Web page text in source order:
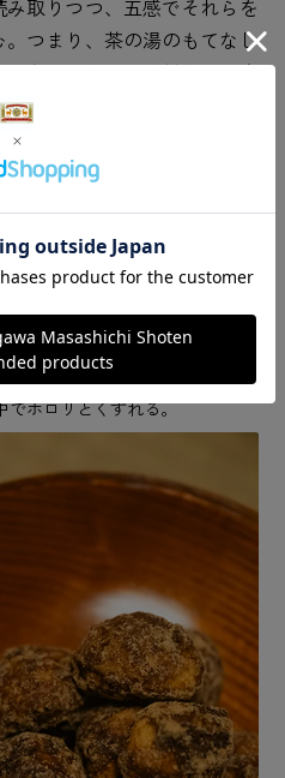
取りつつ、五感でそれらを
つまり、茶の湯のもてなし
あり、今では梅村さんが亭
せん。
るのは茶懐石料理を作るこ
がら段取りよく提供できた
味噌汁一つ作れなかったん
〝旅奴〟。黒糖を絡めた焼菓子
でホロリとくずれる。